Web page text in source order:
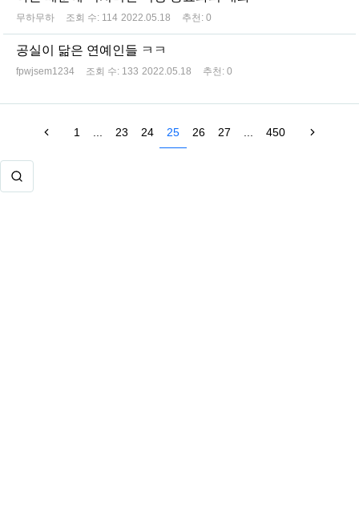
무하무하 조회 수: 114 2022.05.18 추천: 0
공실이 닮은 연예인들 ㅋㅋ
fpwjsem1234 조회 수: 133 2022.05.18 추천: 0
1 ... 23 24 25 26 27 ... 450